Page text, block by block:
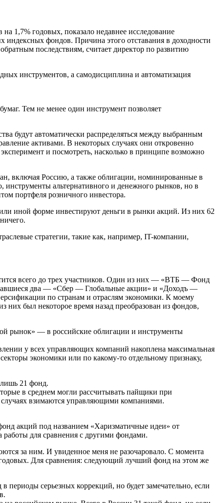
1,7% годовых, показало недавнее исследование
фондов. Причина этого отставания в доходности
последствиям, считает директор по развитию
инструментов, а самодисциплина и автоматизация
Тем не менее один инструмент позволяет
будут автоматически распределяться между выбранным
активами. В некоторых случаях они откровенно
и посмотреть, насколько в принципе возможно
включая Россию, а также облигации, номинированные в
инструменты альтернативного и денежного рынков, но в
портфеля розничного инвестора.
иной форме инвестируют деньги в рынки акций. Из них 62
стратегии, такие как, например, IT-компании,
всего до трех участников. Один из них — «ВТБ — Фонд
два — «Сбер — Глобальные акции» и «Доходъ —
по странам и отраслям экономики. К моему
был некоторое время назад преобразован из фондов,
рынок» — в российские облигации и инструменты
у всех управляющих компаний накоплена максимальная
экономики или по какому-то отдельному признаку,
лишь 21 фонд.
в среднем могли рассчитывать пайщики при
взимаются управляющими компаниями.
акций под названием «Харизматичные идеи» от
для сравнения с другими фондами.
за ним. И увиденное меня не разочаровало. С момента
годовых. Для сравнения: следующий лучший фонд на этом же
периоды серьезных коррекций, но будет замечательно, если